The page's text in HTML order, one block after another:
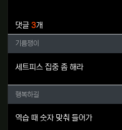
댓글 3개
기름쟁이님의 댓글
기름쟁이
세트피스 집중 좀 해라
행복하길님의 댓글
행복하길
역습 때 숫자 맞춰 들어가